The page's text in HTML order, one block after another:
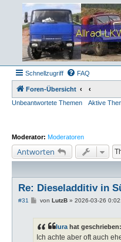
Schnellzugriff FAQ
Foren-Übersicht
Unbeantwortete Themen
Aktive
Moderator: Moderatoren
Antworten
Re: Dieseladditiv in
#31
B
r
a
von LutzB» 2026-03-26
lura hat geschrieben:
Ich achte aber oft auch